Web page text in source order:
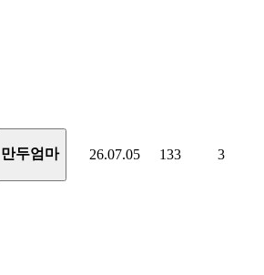
만두엄마 26.07.05 133 3